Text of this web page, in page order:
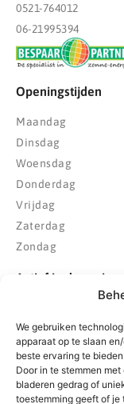
We gebruiken
apparaat op te slaan
beste ervaring te
Door in te stemmen
bladeren gedrag of
toestemming geeft of
0521-764012
06-21995394
Openingstijden
Maandag
Dinsdag
Woensdag
Donderdag
Vrijdag
Zaterdag
Zondag
Actief in de regio
Gemeente
Gemeente Meppel
Gemeente Midden-
Gemeente